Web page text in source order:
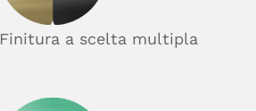
Finitura a scelta multipla